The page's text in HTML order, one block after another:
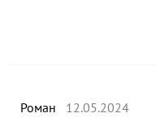
Роман 12.05.2024